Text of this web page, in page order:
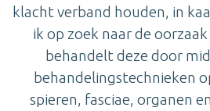
klacht verband houden, in
ik op zoek naar de
behandelt deze door
behandelingstechnieken
spieren, fasciae, organen